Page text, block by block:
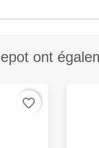
ont
favorite_border